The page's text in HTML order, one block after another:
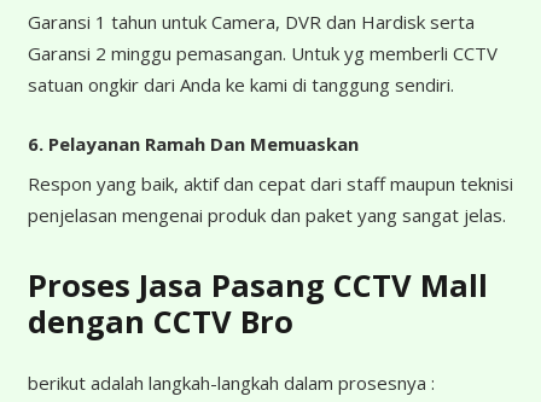
Garansi 1 tahun untuk Camera, DVR dan Hardisk serta
Garansi 2 minggu pemasangan. Untuk yg memberli CCTV
satuan ongkir dari Anda ke kami di tanggung sendiri.
6. Pelayanan Ramah Dan Memuaskan
Respon yang baik, aktif dan cepat dari staff maupun teknisi
penjelasan mengenai produk dan paket yang sangat jelas.
Proses Jasa Pasang CCTV Mall
dengan CCTV Bro
berikut adalah langkah-langkah dalam prosesnya :